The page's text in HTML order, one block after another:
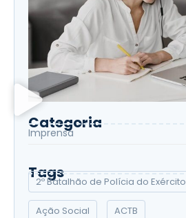
Categoria
Imprensa
Tags
2º Batalhão de Polícia do Exército
Ação Social ACTB